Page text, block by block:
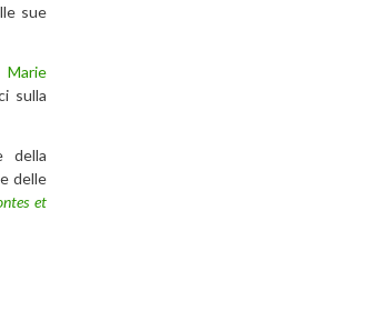
sue
Marie
sulla
della
delle
et